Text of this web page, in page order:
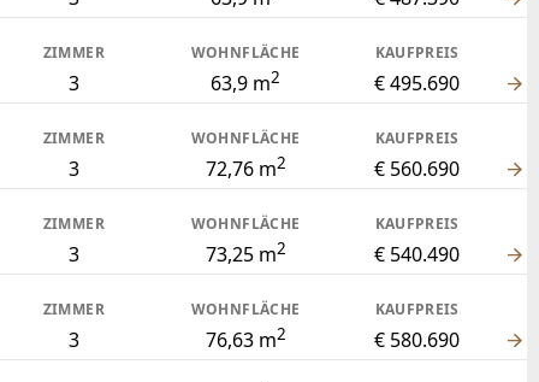
ZIMMER
3
WOHNFLÄCHE
63,9 m2
KAUFPREIS
€ 495.690
ZIMMER
3
WOHNFLÄCHE
72,76 m2
KAUFPREIS
€ 560.690
ZIMMER
3
WOHNFLÄCHE
73,25 m2
KAUFPREIS
€ 540.490
ZIMMER
3
WOHNFLÄCHE
76,63 m2
KAUFPREIS
€ 580.690